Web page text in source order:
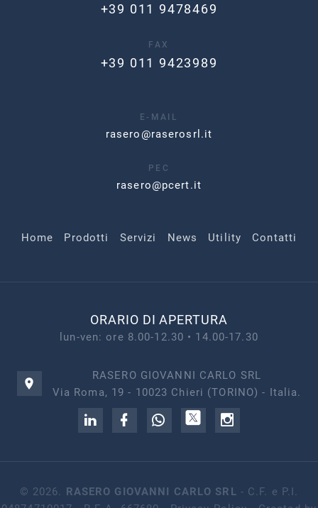
+39 011 9478469
FAX
+39 011 9423989
E-MAIL
rasero@raserosrl.it
PEC
rasero@pcert.it
Home Prodotti Servizi News Utility Contatti
ORARIO DI APERTURA
lun-ven: ore 8.00-12.30 • 14.00-17.30
RASERO GIOVANNI CARLO SRL
Via Roma, 19 - 10023 Chieri (TORINO) - Italia.
© 2026. RASERO GIOVANNI CARLO SRL - C.F. e P.I.